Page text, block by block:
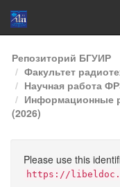
Skip
navigation
Репозиторий БГУИР
Факультет
Научная работа
Информационные
(2026)
Please use this
https://